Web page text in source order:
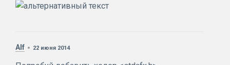
Alf 22 июня 2014